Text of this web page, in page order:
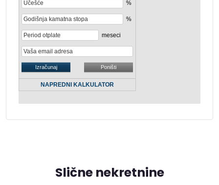
Slične nekretnine